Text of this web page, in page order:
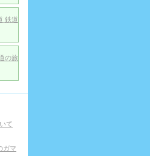
鉄道
の旅
て
ガマ